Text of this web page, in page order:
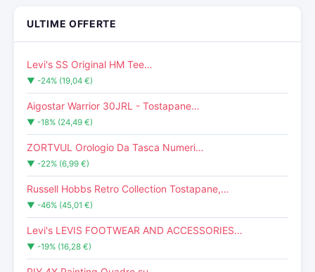
ULTIME OFFERTE
Levi's SS Original HM Tee…
▼ -24% (19,04 €)
Aigostar Warrior 30JRL - Tostapane…
▼ -18% (24,49 €)
ZORTVUL Orologio Da Tasca Numeri…
▼ -22% (6,99 €)
Russell Hobbs Retro Collection Tostapane,…
▼ -46% (45,01 €)
Levi's LEVIS FOOTWEAR AND ACCESSORIES…
▼ -19% (16,28 €)